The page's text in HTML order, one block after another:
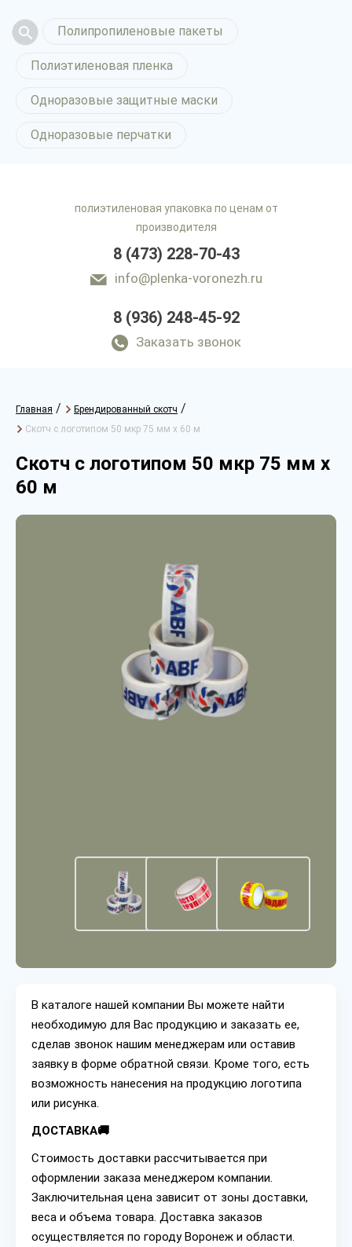
Полипропиленовые пакеты
Полиэтиленовая пленка
Одноразовые защитные маски
Одноразовые перчатки
полиэтиленовая упаковка по ценам от
производителя
8 (473) 228-70-43
info@plenka-voronezh.ru
8 (936) 248-45-92
Заказать звонок
Главная / Брендированный скотч /
Скотч с логотипом 50 мкр 75 мм х 60 м
Скотч с логотипом 50 мкр 75 мм х
60 м
В каталоге нашей компании Вы можете найти
необходимую для Вас продукцию и заказать ее,
сделав звонок нашим менеджерам или оставив
заявку в форме обратной связи. Кроме того, есть
возможность нанесения на продукцию логотипа
или рисунка.
ДОСТАВКА🚚
Стоимость доставки рассчитывается при
оформлении заказа менеджером компании.
Заключительная цена зависит от зоны доставки,
веса и объема товара. Доставка заказов
осуществляется по городу Воронеж и области.